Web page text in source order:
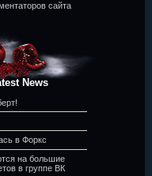
сайта
News
в Форкс
на большие
в группе ВК